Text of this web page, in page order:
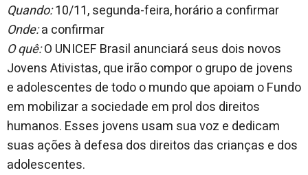
Quando:10/11, segunda-feira, horário a confirmar
Onde:a confirmar
O quê:O UNICEF Brasil anunciará seus dois novos
Jovens Ativistas, que irão compor o grupo de jovens
e adolescentes de todo o mundo que apoiam o Fundo
em mobilizar a sociedade em prol dos direitos
humanos. Esses jovens usam sua voz e dedicam
suas ações à defesa dos direitos das crianças e dos
adolescentes.